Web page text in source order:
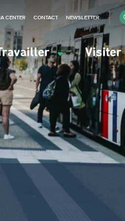
Visiter
CENTER CONTACT NEWSLETTER